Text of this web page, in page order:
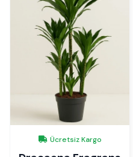
Ücretsiz Kargo